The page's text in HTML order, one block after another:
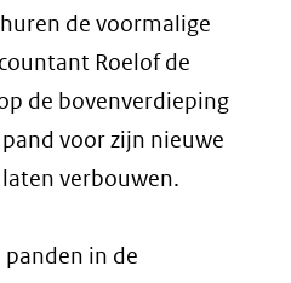
de voormalige
Roelof de
de bovenverdieping
voor zijn nieuwe
verbouwen.
panden in de